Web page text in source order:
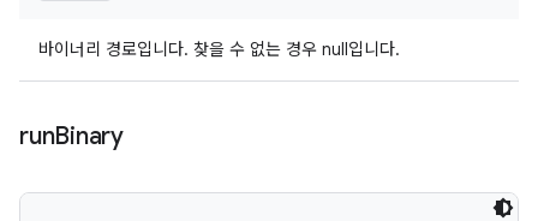
바이너리 경로입니다. 찾을 수 없는 경우 null입니다.
runBinary